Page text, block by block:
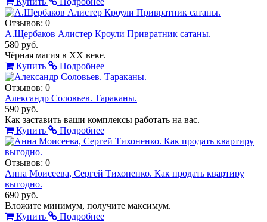
Отзывов: 0
А.Щербаков Алистер Кроули Привратник сатаны.
580 руб.
Чёрная магия в XX веке.
Купить
Подробнее
Отзывов: 0
Александр Соловьев. Тараканы.
590 руб.
Как заставить ваши комплексы работать на вас.
Купить
Подробнее
Отзывов: 0
Анна Моисеева, Сергей Тихоненко. Как продать квартиру
выгодно.
690 руб.
Вложите минимум, получите максимум.
Купить
Подробнее